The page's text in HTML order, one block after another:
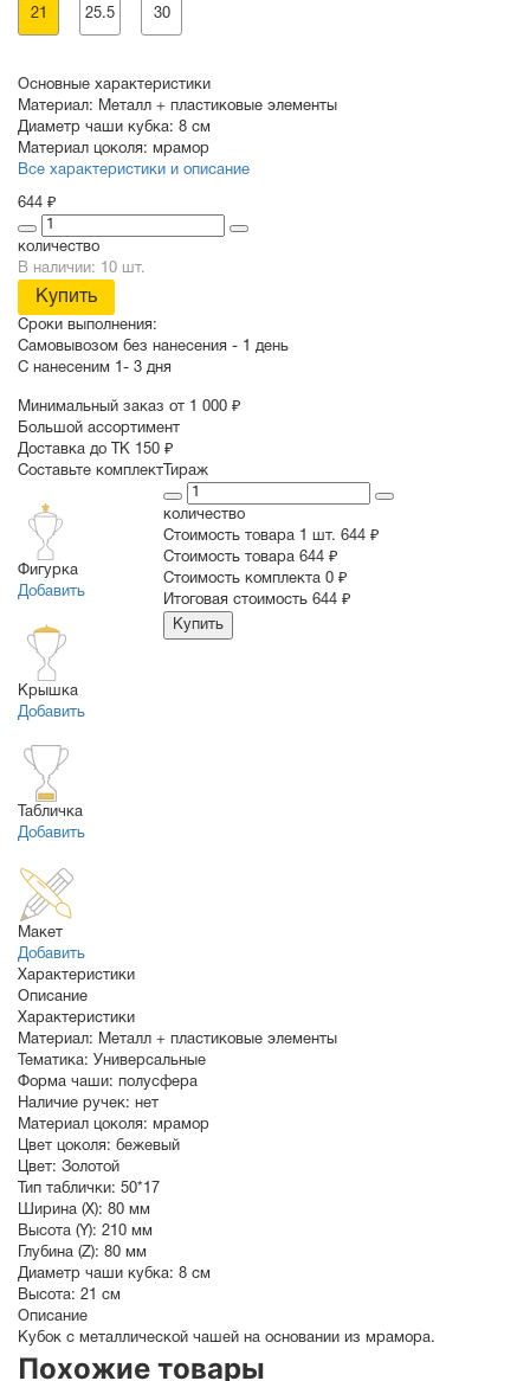
21 25.5 30
Основные характеристики
Материал: Металл + пластиковые элементы
Диаметр чаши кубка: 8 см
Материал цоколя: мрамор
Все характеристики и описание
644 ₽
количество
В наличии: 10 шт.
Купить
Сроки выполнения:
Самовывозом без нанесения - 1 день
С нанесеним 1- 3 дня
Минимальный заказ от 1 000 ₽
Большой ассортимент
Доставка до ТК 150 ₽
Составьте комплект
Фигурка
Добавить
Крышка
Добавить
Табличка
Добавить
Макет
Добавить
Тираж
количество
Стоимость товара 1 шт. 644 ₽
Cтоимость товара 644 ₽
Стоимость комплекта 0 ₽
Итоговая стоимость 644 ₽
Купить
Характеристики
Описание
Характеристики
Материал: Металл + пластиковые элементы
Тематика: Универсальные
Форма чаши: полусфера
Наличие ручек: нет
Материал цоколя: мрамор
Цвет цоколя: бежевый
Цвет: Золотой
Тип таблички: 50*17
Ширина (X): 80 мм
Высота (Y): 210 мм
Глубина (Z): 80 мм
Диаметр чаши кубка: 8 см
Высота: 21 см
Описание
Кубок с металлической чашей на основании из мрамора.
Похожие товары